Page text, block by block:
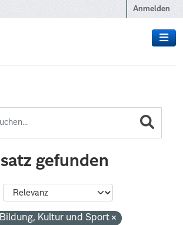
Anmelden
gefunden
Bildung, Kultur und Sport